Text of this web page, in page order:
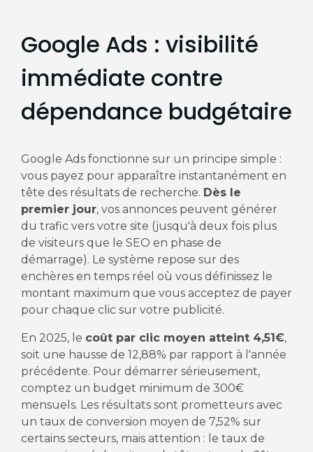
Google Ads : visibilité
immédiate contre
dépendance budgétaire
Google Ads fonctionne sur un principe simple :
vous payez pour apparaître instantanément en
tête des résultats de recherche. Dès le
premier jour, vos annonces peuvent générer
du trafic vers votre site (jusqu'à deux fois plus
de visiteurs que le SEO en phase de
démarrage). Le système repose sur des
enchères en temps réel où vous définissez le
montant maximum que vous acceptez de payer
pour chaque clic sur votre publicité.
En 2025, le coût par clic moyen atteint 4,51€,
soit une hausse de 12,88% par rapport à l'année
précédente. Pour démarrer sérieusement,
comptez un budget minimum de 300€
mensuels. Les résultats sont prometteurs avec
un taux de conversion moyen de 7,52% sur
certains secteurs, mais attention : le taux de